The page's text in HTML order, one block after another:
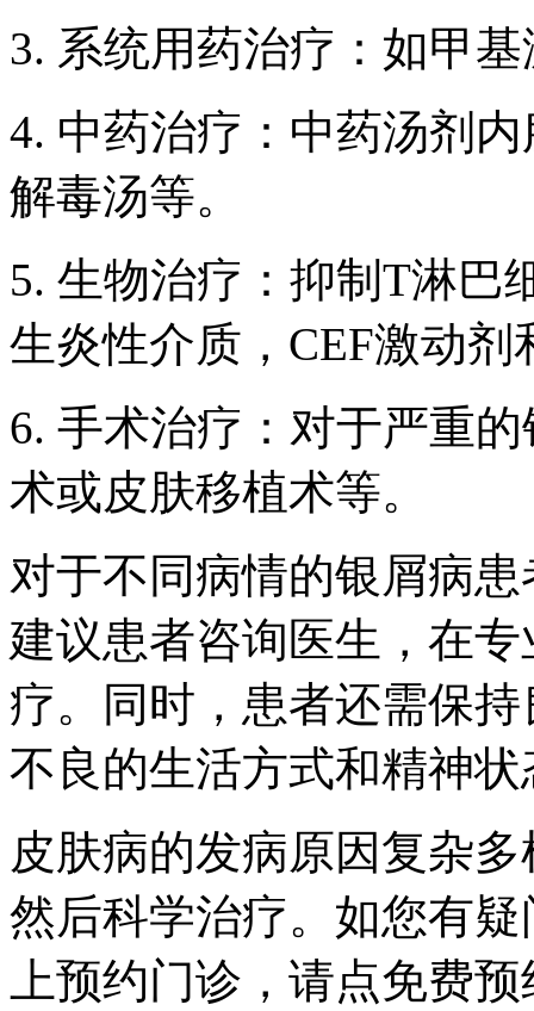
3. 系统用药治疗：如甲
4. 中药治疗：中药汤剂
解毒汤等。
5. 生物治疗：抑制T淋巴
生炎性介质，CEF激动
6. 手术治疗：对于严重
术或皮肤移植术等。
对于不同病情的银屑病
建议患者咨询医生，在
疗。同时，患者还需保
不良的生活方式和精神
皮肤病的发病原因复杂
然后科学治疗。如您有
上预约门诊，请点免费